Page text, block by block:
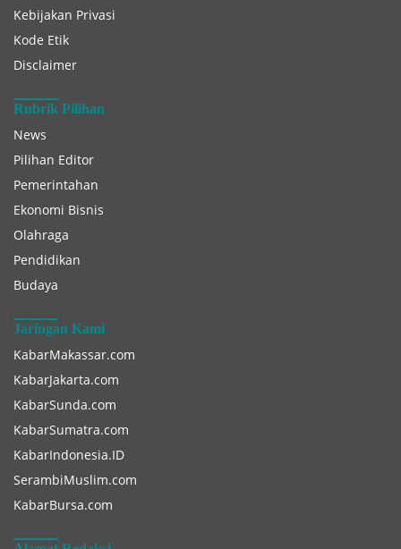
Kebijakan Privasi
Kode Etik
Disclaimer
Rubrik Pilihan
News
Pilihan Editor
Pemerintahan
Ekonomi Bisnis
Olahraga
Pendidikan
Budaya
Jaringan Kami
KabarMakassar.com
KabarJakarta.com
KabarSunda.com
KabarSumatra.com
KabarIndonesia.ID
SerambiMuslim.com
KabarBursa.com